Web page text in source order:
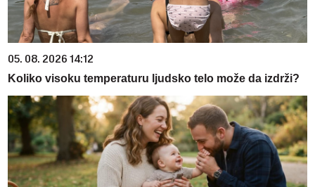
05. 08. 2026 14:12
Koliko visoku temperaturu ljudsko telo može da izdrži?